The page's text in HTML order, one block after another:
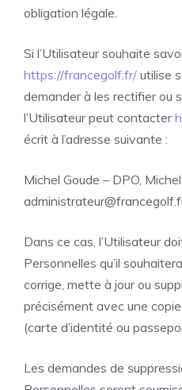
obligation légale.
Si l’Utilisateur souhaite
https://francegolf.fr/ utilise
demander à les rectifier ou
l’Utilisateur peut contacter
écrit à l’adresse suivante :
Michel Goude – DPO,
Dans ce cas, l’Utilisateur
Personnelles qu’il
corrige, mette à jour ou
précisément avec une copie
(carte d’identité ou
Les demandes de